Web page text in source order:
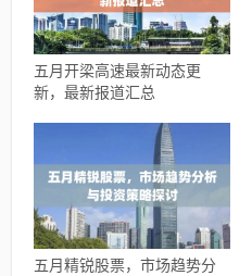
五月开梁高速最新动态更
新，最新报道汇总
五月精锐股票，市场趋势分